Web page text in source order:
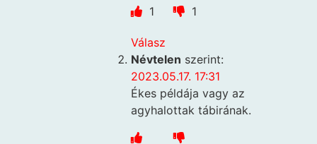
1
1
Válasz
Névtelen szerint:
2023.05.17. 17:31
Ékes példája vagy az
agyhalottak tábirának.